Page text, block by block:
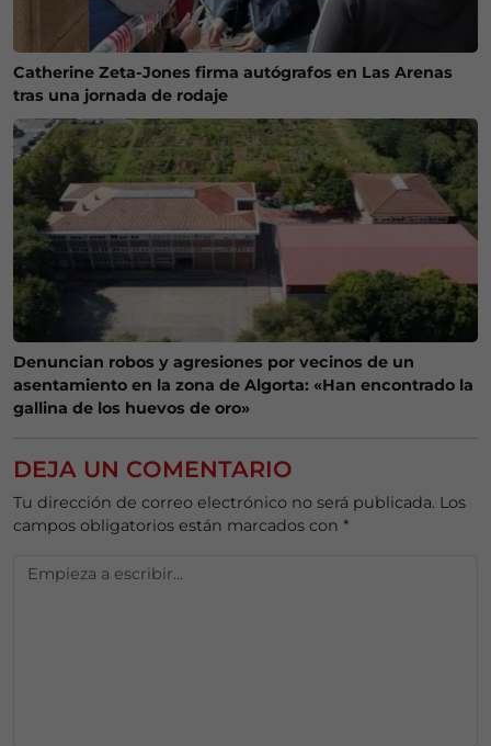
Catherine Zeta-Jones firma autógrafos en Las Arenas
tras una jornada de rodaje
Denuncian robos y agresiones por vecinos de un
asentamiento en la zona de Algorta: «Han encontrado la
gallina de los huevos de oro»
DEJA UN COMENTARIO
Tu dirección de correo electrónico no será publicada. Los
campos obligatorios están marcados con *